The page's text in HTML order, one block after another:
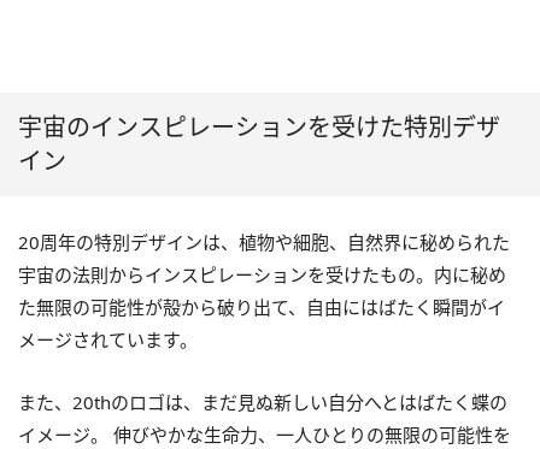
宇宙のインスピレーションを受けた特別デザ
イン
20周年の特別デザインは、植物や細胞、自然界に秘められた
宇宙の法則からインスピレーションを受けたもの。内に秘め
た無限の可能性が殻から破り出て、自由にはばたく瞬間がイ
メージされています。
また、 20thのロゴは、まだ見ぬ新しい自分へとはばたく蝶の
イメージ。 伸びやかな生命力、一人ひとりの無限の可能性を